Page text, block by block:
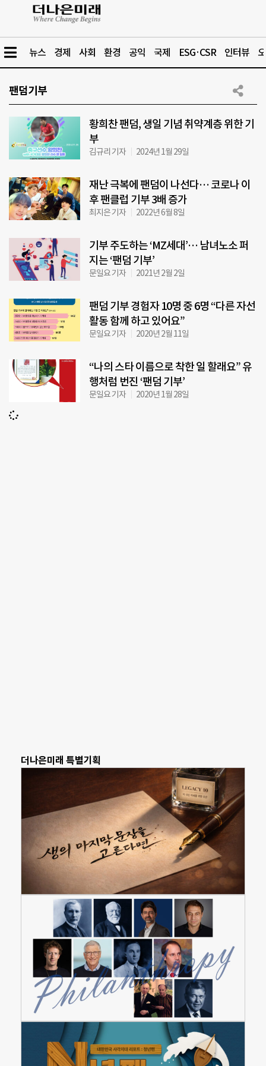
뉴스 경제 사회 환경 공익 국제 ESG·CSR 인터뷰
팬덤기부
황희찬 팬덤, 생일 기념 취약계층 위한 기
부
김규리 기자 2024년 1월 29일
재난 극복에 팬덤이 나선다… 코로나 이
후 팬클럽 기부 3배 증가
최지은 기자 2022년 6월 8일
기부 주도하는 ‘MZ세대’… 남녀노소 퍼
지는 ‘팬덤 기부’
문일요 기자 2021년 2월 2일
팬덤 기부 경험자 10명 중 6명 “다른 자선
활동 함께 하고 있어요”
문일요 기자 2020년 2월 11일
“나의 스타 이름으로 착한 일 할래요” 유
행처럼 번진 ‘팬덤 기부’
문일요 기자 2020년 1월 28일
더나은미래 특별기획